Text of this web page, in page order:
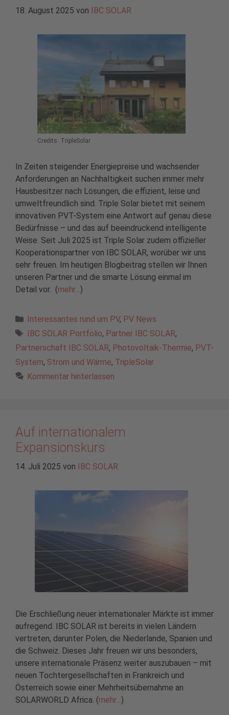
18. August 2025 von IBC SOLAR
Credits: TripleSolar
In Zeiten steigender Energiepreise und wachsender
Anforderungen an Nachhaltigkeit suchen immer mehr
Hausbesitzer nach Lösungen, die effizient, leise und
umweltfreundlich sind. Triple Solar bietet mit seinem
innovativen PVT-System eine Antwort auf genau diese
Bedürfnisse – und das auf beeindruckend intelligente
Weise. Seit Juli 2025 ist Triple Solar zudem offizieller
Kooperationspartner von IBC SOLAR, worüber wir uns
sehr freuen. Im heutigen Blogbeitrag stellen wir Ihnen
unseren Partner und die smarte Lösung einmal im
Detail vor. (mehr…)
Kategorien
Interessantes rund um PV, PV News
Schlagwörter
IBC SOLAR Portfolio, Partner IBC SOLAR,
Partnerschaft IBC SOLAR, Photovoltaik-Thermie, PVT-
System, Strom und Wärme, TripleSolar
Kommentar hinterlassen
Auf internationalem
Expansionskurs
14. Juli 2025 von IBC SOLAR
Die Erschließung neuer internationaler Märkte ist immer
aufregend. IBC SOLAR ist bereits in vielen Ländern
vertreten, darunter Polen, die Niederlande, Spanien und
die Schweiz. Dieses Jahr freuen wir uns besonders,
unsere internationale Präsenz weiter auszubauen – mit
neuen Tochtergesellschaften in Frankreich und
Österreich sowie einer Mehrheitsübernahme an
SOLARWORLD Africa. (mehr… )